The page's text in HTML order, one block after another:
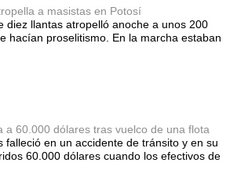
a masistas en Potosí
diez llantas atropelló anoche a unos 200
hacían proselitismo. En la marcha estaban
a 60.000 dólares tras vuelco de una flota
falleció en un accidente de tránsito y en su
60.000 dólares cuando los efectivos de